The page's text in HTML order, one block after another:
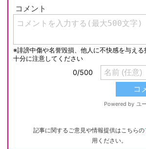
記事に関するご意見や情報提供はこちらの
用ください。